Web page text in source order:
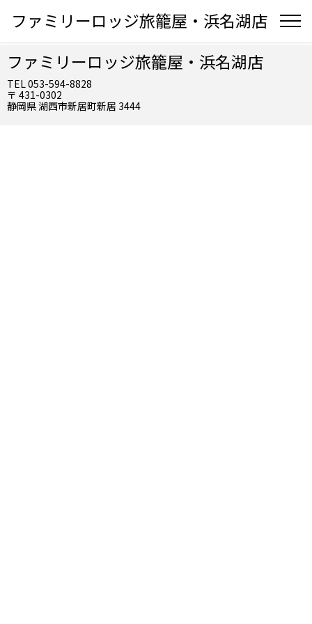
ファミリーロッジ旅籠屋・浜名湖店
ファミリーロッジ旅籠屋・浜名湖店
TEL 053-594-8828
〒 431-0302
静岡県 湖西市新居町新居 3444